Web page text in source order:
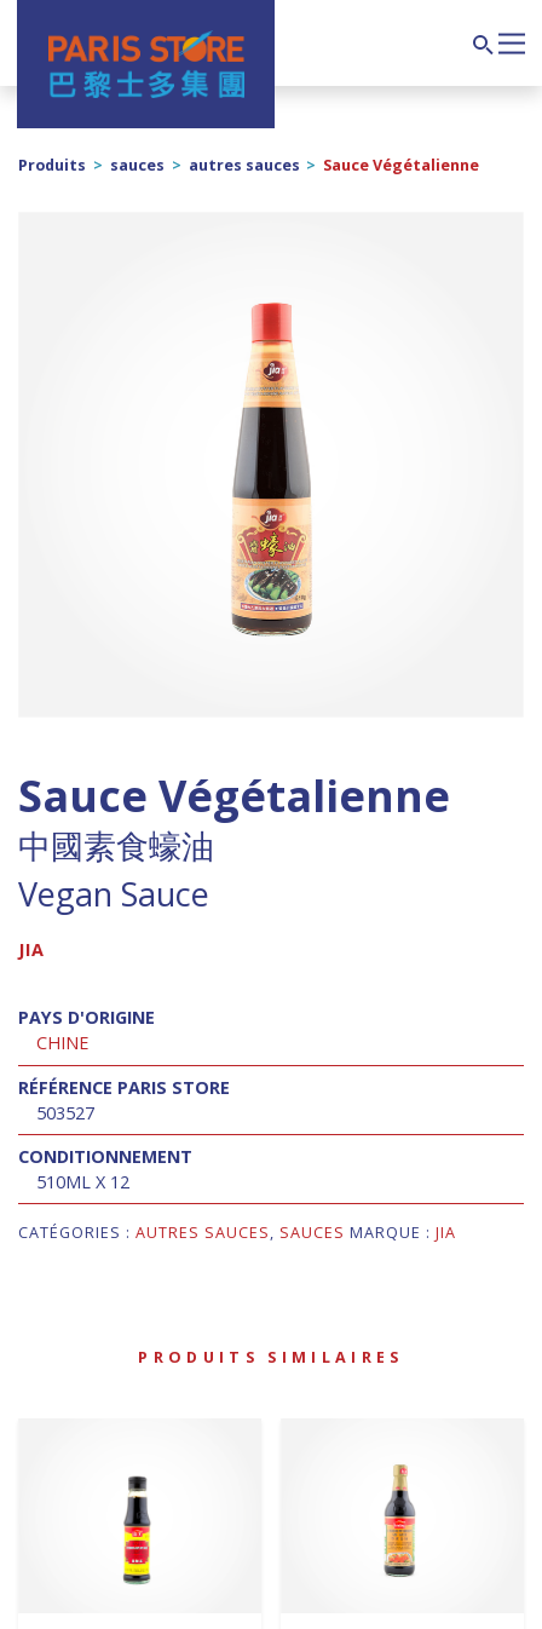
Navigation principale
Produits > sauces > autres sauces > Sauce Végétalienne
Sauce Végétalienne
中國素食蠔油
Vegan Sauce
JIA
PAYS D'ORIGINE
CHINE
RÉFÉRENCE PARIS STORE
503527
CONDITIONNEMENT
510ML X 12
CATÉGORIES : AUTRES SAUCES, SAUCES MARQUE : JIA
PRODUITS SIMILAIRES